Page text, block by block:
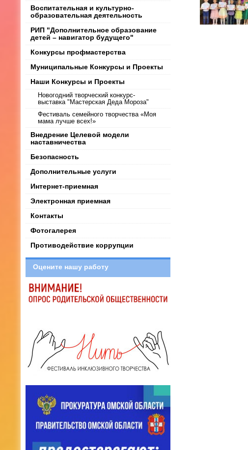
Воспитательная и культурно-
образовательная деятельность
РИП "Дополнительное образование
детей – навигатор будущего"
Конкурсы профмастерства
Муниципальные Конкурсы и Проекты
Наши Конкурсы и Проекты
Новогодний творческий конкурс-
выставка "Мастерская Деда Мороза"
Фестиваль семейного творчества «Моя
мама лучше всех!»
Внедрение Целевой модели
наставничества
Безопасность
Дополнительные услуги
Интернет-приемная
Электронная приемная
Контакты
Фотогалерея
Противодействие коррупции
Оцените нашу работу